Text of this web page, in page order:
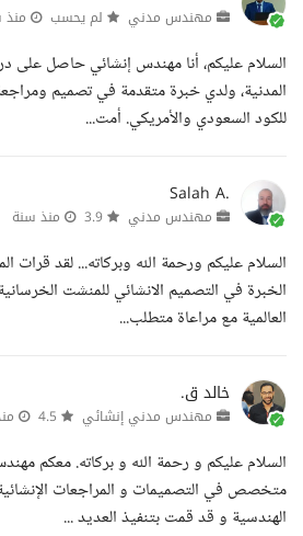
مهندس مدني لم يحسب
السلام عليكم، أنا مهندس إنشائي حاصل على
المدنية، ولدي خبرة متقدمة في تصميم
للكود السعودي والأمريكي. أمت...
Salah A.
مهندس مدني منذ سنة
السلام عليكم ورحمة الله وبركاته... لقد
الخبرة في التصميم الانشائي للمنشت
العالمية مع مراعاة متطلب...
خالد ق.
مهندس مدني إنشائي
السلام عليكم و رحمة الله و بركاته. معكم
متخصص في التصميمات و المراجعات
الهندسية و قد قمت بتنفيذ العديد ...